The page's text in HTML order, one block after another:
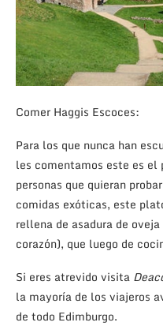
Comer Haggis Escoces:
Para los que nunca han
les comentamos este es
personas que quieran
comidas exóticas, este
rellena de asadura de
corazón), que luego de
Si eres atrevido visita
la mayoría de los viajeros
de todo Edimburgo.